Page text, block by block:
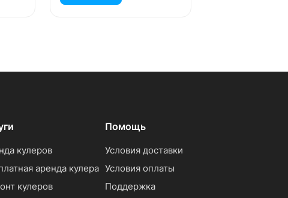
кулеров
аренда кулера
кулеров
Помощь
Условия доставки
Условия оплаты
Поддержка